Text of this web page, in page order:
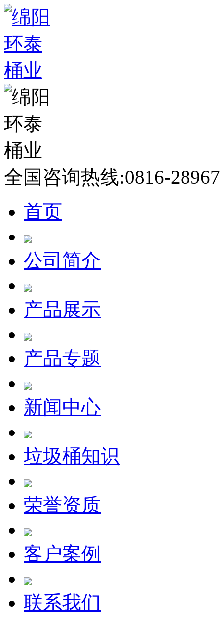
全国咨询热线:0816-
首页
公司简介
产品展示
产品专题
新闻中心
垃圾桶知识
荣誉资质
客户案例
联系我们